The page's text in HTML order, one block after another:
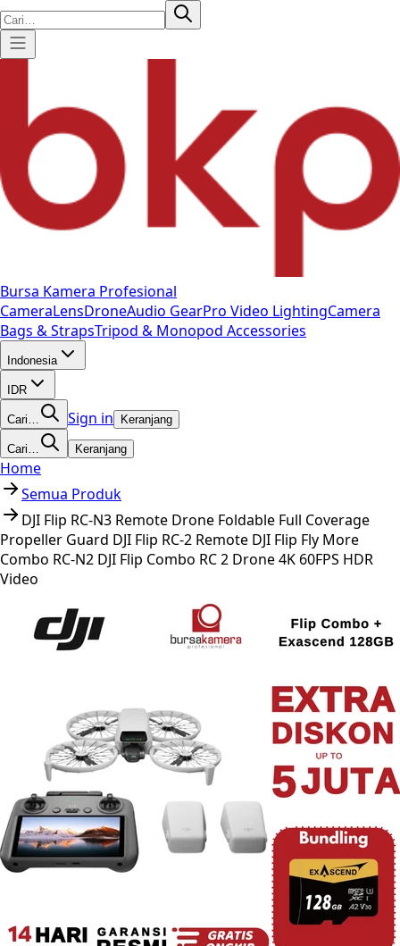
Bursa Kamera Profesional
CameraLensDroneAudio GearPro Video LightingCamera
Bags & StrapsTripod & Monopod Accessories
Indonesia
IDR
Cari… Sign in Keranjang
Cari… Keranjang
Home
Semua Produk
DJI Flip RC-N3 Remote Drone Foldable Full Coverage
Propeller Guard DJI Flip RC-2 Remote DJI Flip Fly More
Combo RC-N2 DJI Flip Combo RC 2 Drone 4K 60FPS HDR
Video